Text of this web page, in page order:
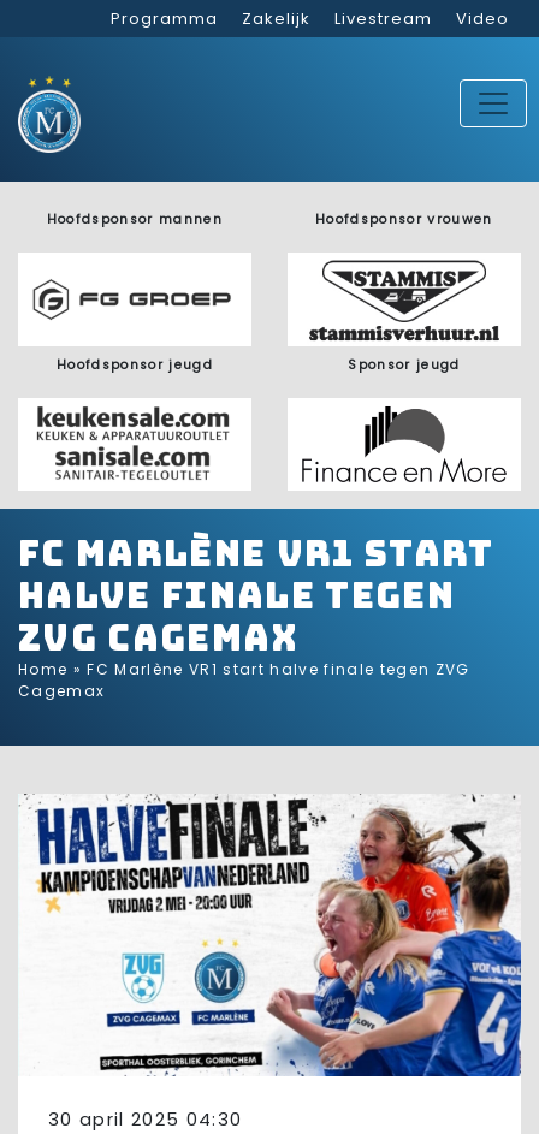
Programma Zakelijk Livestream Video
Hoofdsponsor mannen Hoofdsponsor vrouwen
Hoofdsponsor jeugd Sponsor jeugd
FC Marlène VR1 start
halve finale tegen
ZVG Cagemax
Home »FC Marlène VR1 start halve finale tegen ZVG
Cagemax
30 april 2025 04:30